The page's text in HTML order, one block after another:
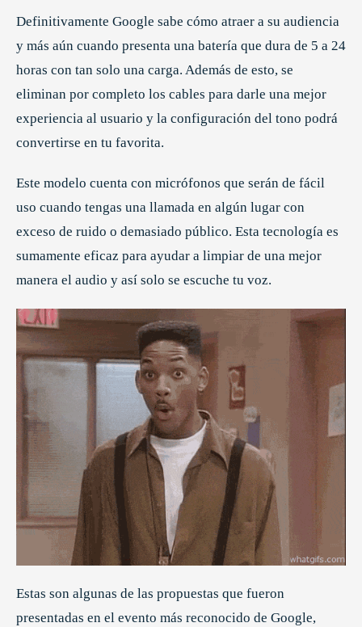
Definitivamente Google sabe cómo atraer a su audiencia
y más aún cuando presenta una batería que dura de 5 a 24
horas con tan solo una carga. Además de esto, se
eliminan por completo los cables para darle una mejor
experiencia al usuario y la configuración del tono podrá
convertirse en tu favorita.
Este modelo cuenta con micrófonos que serán de fácil
uso cuando tengas una llamada en algún lugar con
exceso de ruido o demasiado público. Esta tecnología es
sumamente eficaz para ayudar a limpiar de una mejor
manera el audio y así solo se escuche tu voz.
Estas son algunas de las propuestas que fueron
presentadas en el evento más reconocido de Google,